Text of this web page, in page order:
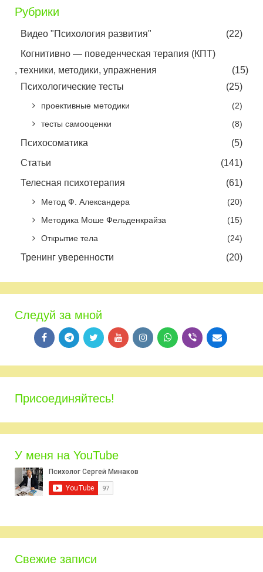
Рубрики
Видео "Психология развития"
(22)
Когнитивно — поведенческая терапия (КПТ)
, техники, методики, упражнения
(15)
Психологические тесты
(25)
проективные методики
(2)
тесты самооценки
(8)
Психосоматика
(5)
Статьи
(141)
Телесная психотерапия
(61)
Метод Ф. Александера
(20)
Методика Моше Фельденкрайза
(15)
Открытие тела
(24)
Тренинг уверенности (20)
Следуй за мной
Присоединяйтесь!
У меня на YouTube
Свежие записи